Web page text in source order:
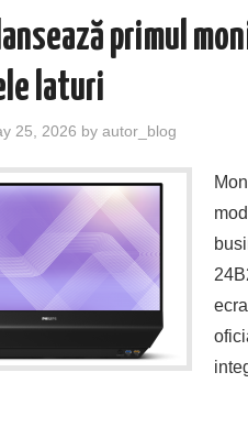
primul
laturi
25, 2026 by autor_blog